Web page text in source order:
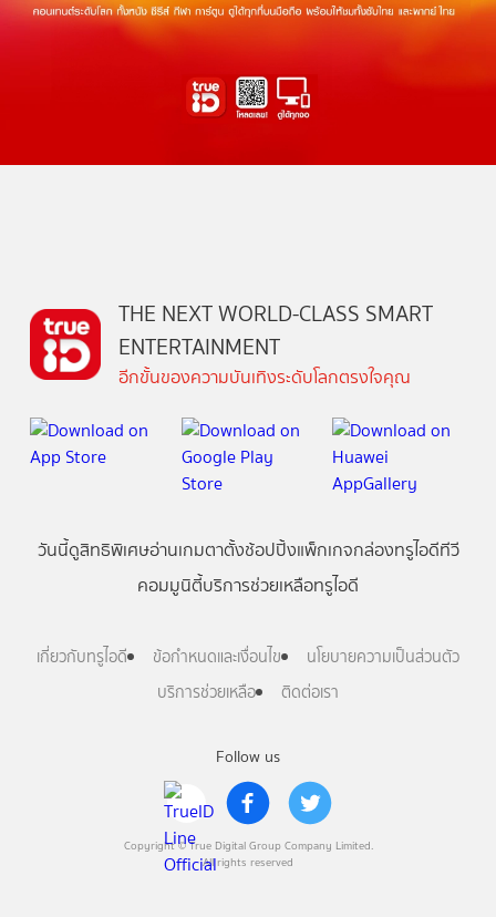
Follow us
Copyright © True Digital Group Company Limited.
All rights reserved
THE NEXT WORLD-CLASS SMART
ENTERTAINMENT
อีกขั้นของความบันเทิงระดับโลกตรงใจคุณ
วันนี้ดูสิทธิพิเศษอ่านเกมตาตั้งช้อปปิ้งแพ็กเกจกล่องทรูไอดีทีวี
คอมมูนิตี้บริการช่วยเหลือทรูไอดี
เกี่ยวกับทรูไอดี ข้อกำหนดและเงื่อนไข
นโยบายความเป็นส่วนตัว
บริการช่วยเหลือ
ติดต่อเรา